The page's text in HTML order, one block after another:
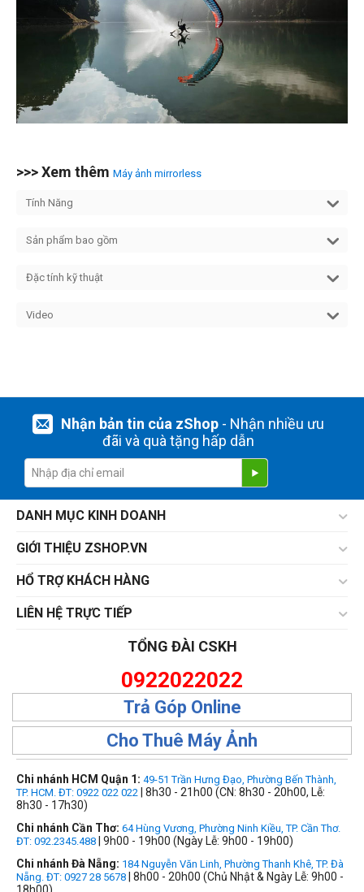
>>> Xem thêm Máy ảnh mirrorless
Tính Năng
Sản phẩm bao gồm
Đặc tính kỹ thuật
Video
Nhận bản tin của zShop- Nhận nhiều ưu
đãi và quà tặng hấp dẫn
DANH MỤC KINH DOANH
GIỚI THIỆU ZSHOP.VN
HỔ TRỢ KHÁCH HÀNG
LIÊN HỆ TRỰC TIẾP
TỔNG ĐÀI CSKH
0922022022
Trả Góp Online
Cho Thuê Máy Ảnh
Chi nhánh HCM Quận 1: 49-51 Trần Hưng Đạo, Phường Bến Thành,
TP. HCM. ĐT: 0922 022 022 | 8h30 - 21h00 (CN: 8h30 - 20h00, Lễ:
8h30 - 17h30)
Chi nhánh Cần Thơ: 64 Hùng Vương, Phường Ninh Kiều, TP. Cần Thơ.
ĐT: 092.2345.488 | 9h00 - 19h00 (Ngày Lễ: 9h00 - 19h00)
Chi nhánh Đà Nẵng: 184 Nguyễn Văn Linh, Phường Thanh Khê, TP. Đà
Nẵng. ĐT: 0927 28 5678 | 8h00 - 20h00 (Chủ Nhật & Ngày Lễ: 9h00 -